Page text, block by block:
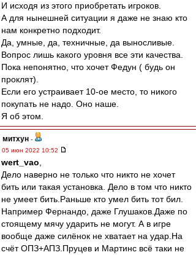
И исходя из этого приобретать игроков.
А для нынешней ситуации я даже не знаю кто
нам конкретно подходит.
Да, умные, да, техничные, да выносливые.
Вопрос лишь какого уровня все эти качества.
Пока непонятно, что хочет Федун ( будь он
проклят).
Если его устраивает 10-ое место, то никого
покупать не надо. Оно наше.
Я об этом.
митхун -
05 июн 2022 10:52
wert_vao
Дело наверно не только что никто не хочет
бить или такая установка. Дело в том что никто
не умеет бить.Раньше кто умел бить тот бил.
Например Фернандо, даже Глушаков.Даже по
стоящему мячу ударить не могут. А в игре
вообще даже силёнок не хватает на удар.На
счёт ОПЗ+АПЗ.Пруцев и Мартинс всё таки не